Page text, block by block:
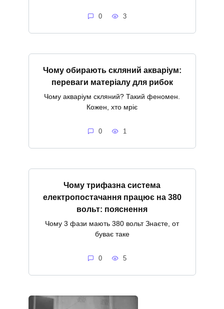
0 3
Чому обирають скляний акваріум:
переваги матеріалу для рибок
Чому акваріум скляний? Такий феномен.
Кожен, хто мріє
0 1
Чому трифазна система
електропостачання працює на 380
вольт: пояснення
Чому 3 фази мають 380 вольт Знаєте, от
буває таке
0 5